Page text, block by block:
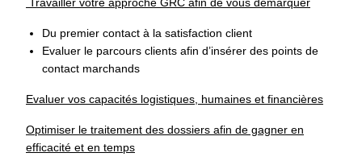
Travailler votre approche GRC afin de vous démarquer
Du premier contact à la satisfaction client
Evaluer le parcours clients afin d’insérer des points de
contact marchands
Evaluer vos capacités logistiques, humaines et financières
Optimiser le traitement des dossiers afin de gagner en
efficacité et en temps